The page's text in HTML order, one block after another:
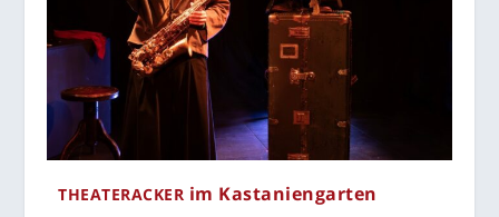
THEA­TER­ACKER im Kastaniengarten